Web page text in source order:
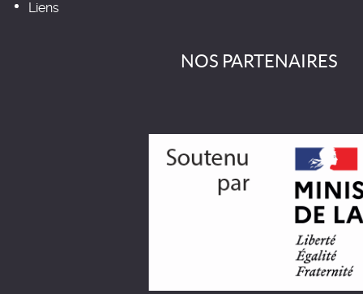
Liens
NOS PARTENAIRES